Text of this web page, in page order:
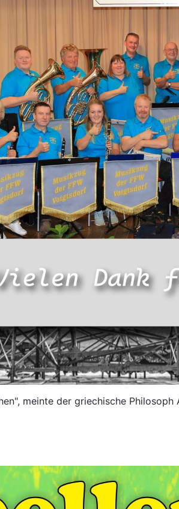
meinte der griechische Philosoph